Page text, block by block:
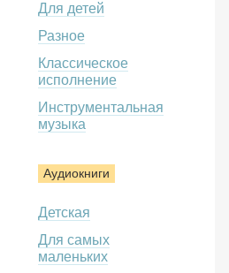
Для детей
Разное
Классическое
исполнение
Инструментальная
музыка
Аудиокниги
Детская
Для самых
маленьких